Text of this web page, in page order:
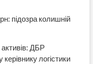
підозра колишній
ДБР
логістики